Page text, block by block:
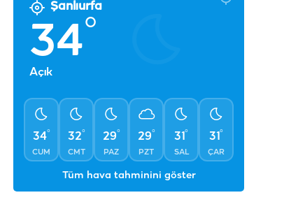
Şanlıurfa
34°
Açık
34°
CUM
32°
CMT
29°
PAZ
29°
PZT
31°
SAL
31°
ÇAR
Tüm hava tahminini göster